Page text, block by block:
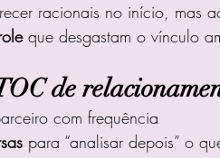
racionais no início, mas
que desgastam o vínculo
de
com frequência
para “analisar depois” o